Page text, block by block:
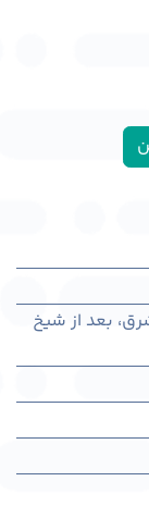
بعد از شیخ